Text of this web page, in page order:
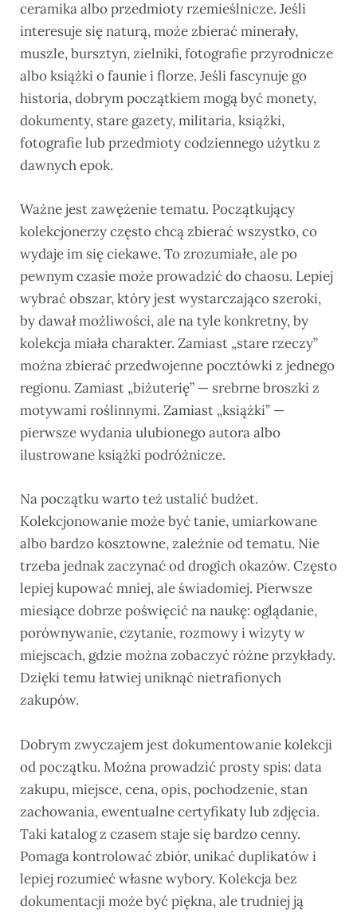
ceramika albo przedmioty rzemieślnicze. Jeśli
interesuje się naturą, może zbierać minerały,
muszle, bursztyn, zielniki, fotografie przyrodnicze
albo książki o faunie i florze. Jeśli fascynuje go
historia, dobrym początkiem mogą być monety,
dokumenty, stare gazety, militaria, książki,
fotografie lub przedmioty codziennego użytku z
dawnych epok.
Ważne jest zawężenie tematu. Początkujący
kolekcjonerzy często chcą zbierać wszystko, co
wydaje im się ciekawe. To zrozumiałe, ale po
pewnym czasie może prowadzić do chaosu. Lepiej
wybrać obszar, który jest wystarczająco szeroki,
by dawał możliwości, ale na tyle konkretny, by
kolekcja miała charakter. Zamiast „stare rzeczy”
można zbierać przedwojenne pocztówki z jednego
regionu. Zamiast „biżuterię” — srebrne broszki z
motywami roślinnymi. Zamiast „książki” —
pierwsze wydania ulubionego autora albo
ilustrowane książki podróżnicze.
Na początku warto też ustalić budżet.
Kolekcjonowanie może być tanie, umiarkowane
albo bardzo kosztowne, zależnie od tematu. Nie
trzeba jednak zaczynać od drogich okazów. Często
lepiej kupować mniej, ale świadomiej. Pierwsze
miesiące dobrze poświęcić na naukę: oglądanie,
porównywanie, czytanie, rozmowy i wizyty w
miejscach, gdzie można zobaczyć różne przykłady.
Dzięki temu łatwiej uniknąć nietrafionych
zakupów.
Dobrym zwyczajem jest dokumentowanie kolekcji
od początku. Można prowadzić prosty spis: data
zakupu, miejsce, cena, opis, pochodzenie, stan
zachowania, ewentualne certyfikaty lub zdjęcia.
Taki katalog z czasem staje się bardzo cenny.
Pomaga kontrolować zbiór, unikać duplikatów i
lepiej rozumieć własne wybory. Kolekcja bez
dokumentacji może być piękna, ale trudniej ją